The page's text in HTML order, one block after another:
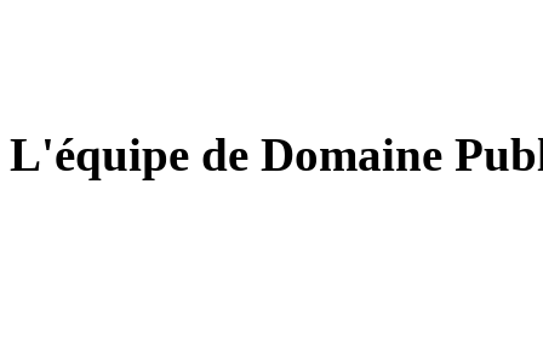
L'équipe de Domaine